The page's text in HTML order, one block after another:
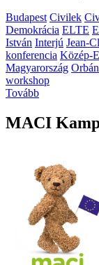
Budapest Civilek
Demokrácia ELTE
István Interjú Jean-
konferencia Közép-
Magyarország
workshop
Tovább
MACI